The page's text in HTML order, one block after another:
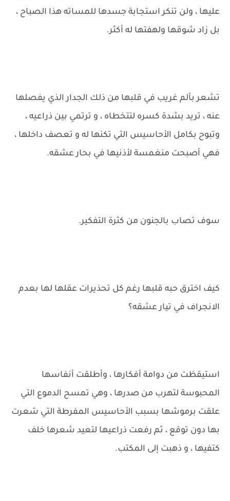
عليها ، ولن تنكر استجابة جسدها للمساته هذا الصباح ،
بل زاد شوقها ولهفتها له أكثر.
تشعر بألم غريب في قلبها من ذلك الجدار الذي يفصلها
عنه ، تريد بشدة كسره لتتخطاه ، و ترتمي بين ذراعيه ،
وتبوح بكامل الأحاسيس التي تكنها له و تعصف داخلها ،
فهي أصبحت منغمسة لأذنيها في بحار عشقه.
سوف تصاب بالجنون من كثرة التفكير.
كيف اخترق حبه قلبها رغم كل تحذيرات عقلها لها بعدم
الانجراف في تيار عشقه؟
استيقظت من دوامة أفكارها ، وأطلقت أنفاسها
المحبوسة لتهرب من صدرها ، وهي تمسح الدموع التي
علقت برموشها بسبب الأحاسيس المفرطة التي شعرت
بها دون توقع ، ثم رفعت ذراعيها لتعيد شعرها خلف
كتفيها ، و ذهبت إلى المكتب.